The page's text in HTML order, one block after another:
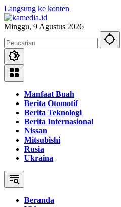
Langsung ke konten
Minggu, 9 Agustus 2026
Manfaat Buah
Berita Otomotif
Berita Teknologi
Berita Internasional
Nissan
Mitsubishi
Rusia
Ukraina
Beranda